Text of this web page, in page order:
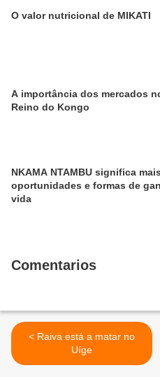
O valor nutricional de MIKATI
A importância dos mercados
Reino do Kongo
NKAMA NTAMBU significa mais
oportunidades e formas de
vida
Comentarios
< Raiva está a matar no
Uíge